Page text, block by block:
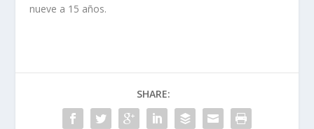
nueve a 15 años.
SHARE: